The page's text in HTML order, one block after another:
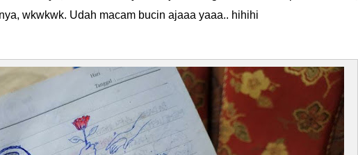
wkwkwk. Udah macam bucin ajaaa yaaa.. hihihi